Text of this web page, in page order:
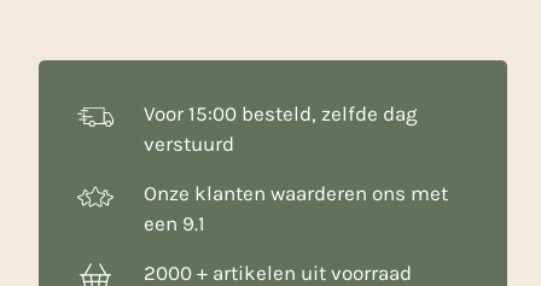
Kg
Voor 15:00 besteld, zelfde dag
verstuurd
Onze klanten waarderen ons met
een 9.1
2000 + artikelen uit voorraad